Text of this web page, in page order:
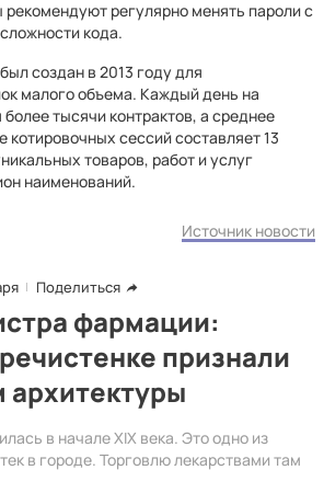
рекомендуют регулярно менять пароли с
кода.
создан в 2013 году для
малого объема. Каждый день на
тысячи контрактов, а среднее
сессий составляет 13
товаров, работ и услуг
наименований.
Источник новости
Поделиться
фармации:
признали
в начале XIX века. Это одно из
в городе. Торговлю лекарствами там